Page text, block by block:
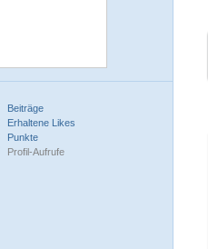
Beiträge
Erhaltene Likes
Punkte
Profil-Aufrufe